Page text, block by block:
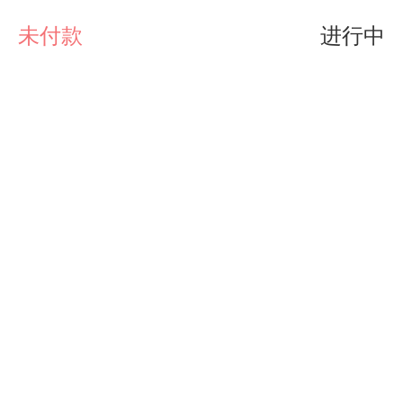
未付款 进行中